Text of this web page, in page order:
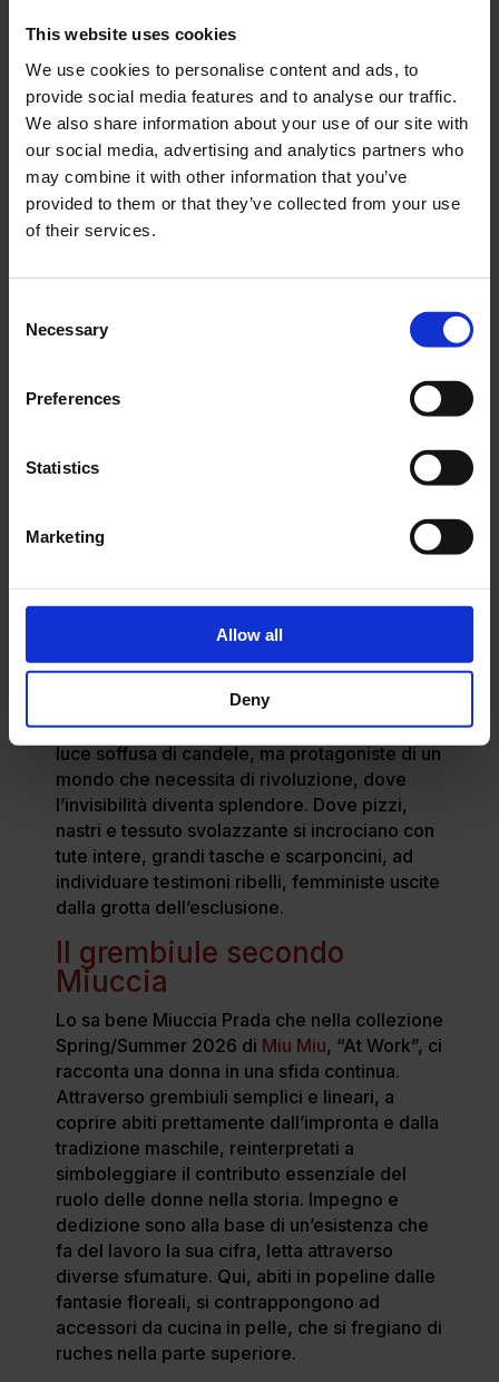
This website uses cookies
We use cookies to personalise content and ads, to
provide social media features and to analyse our traffic.
We also share information about your use of our site with
our social media, advertising and analytics partners who
may combine it with other information that you’ve
provided to them or that they’ve collected from your use
of their services.
Selection
Necessary
Preferences
Statistics
Marketing
Allow all
Deny
modelle con grembiuli in pelle, trasformano
l’emarginazione in singolarità e aspirazione.
Non più appartenenti a congreghe riunite alla
luce soffusa di candele, ma protagoniste di un
mondo che necessita di rivoluzione, dove
l’invisibilità diventa splendore. Dove pizzi,
nastri e tessuto svolazzante si incrociano con
tute intere, grandi tasche e scarponcini, ad
individuare testimoni ribelli, femministe uscite
dalla grotta dell’esclusione.
Il grembiule secondo
Miuccia
Lo sa bene Miuccia Prada che nella collezione
Spring/Summer 2026 di Miu Miu, “At Work”, ci
racconta una donna in una sfida continua.
Attraverso grembiuli semplici e lineari, a
coprire abiti prettamente dall’impronta e dalla
tradizione maschile, reinterpretati a
simboleggiare il contributo essenziale del
ruolo delle donne nella storia. Impegno e
dedizione sono alla base di un’esistenza che
fa del lavoro la sua cifra, letta attraverso
diverse sfumature. Qui, abiti in popeline dalle
fantasie floreali, si contrappongono ad
accessori da cucina in pelle, che si fregiano di
ruches nella parte superiore.